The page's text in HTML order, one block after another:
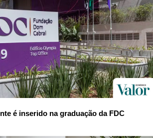
é inserido na graduação da FDC